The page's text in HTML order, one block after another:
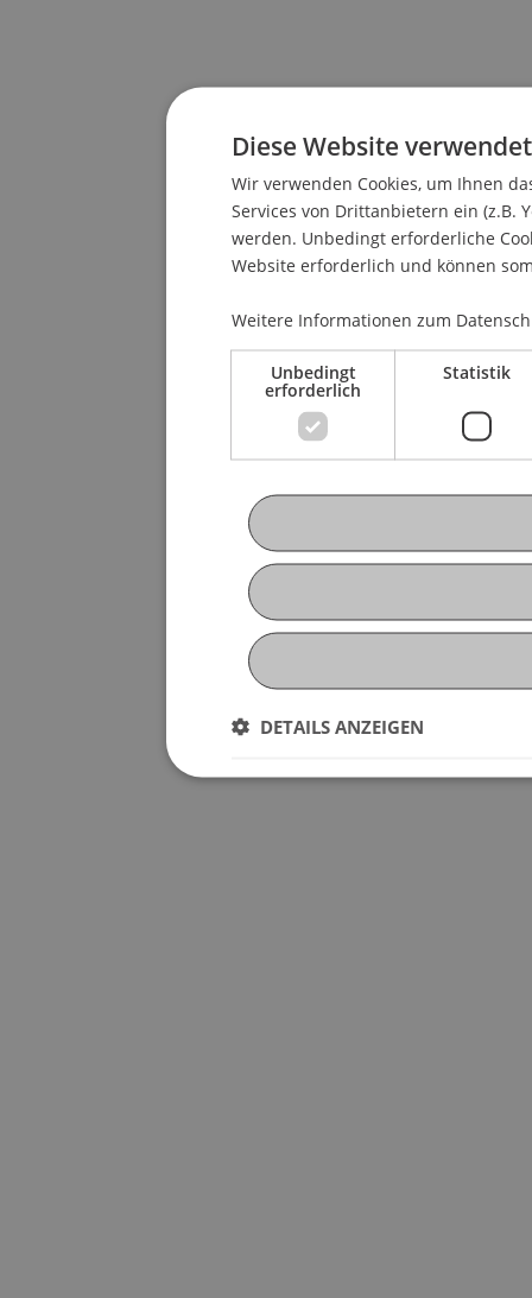
Diese Website
Wir verwenden Cookies, um Ihnen
Services von Drittanbietern ein (z.B.
werden. Unbedingt erforderliche
Website erforderlich und können
Weitere Informationen zum
Unbedingt
erforderlich
Statistik
DETAILS ANZEIGEN